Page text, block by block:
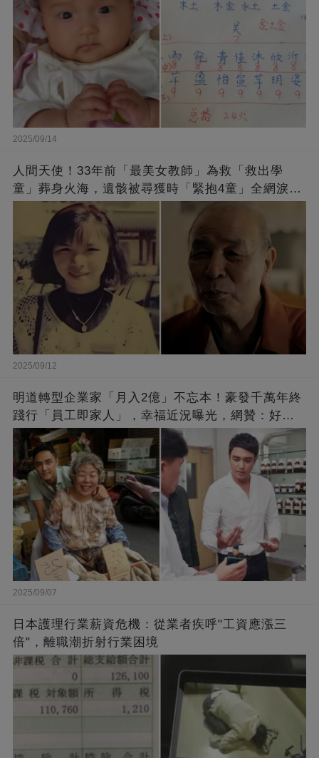
2025/09/14
人間天使！33年前「最美女教師」為救「救出學
童」葬身火海，遺骸被尋獲時「緊抱4童」全網淚
崩：真正的英雄不該被遺忘
2025/09/12
明道轉型企業家「月入2億」不忘本！豪發千萬年終
踐行「員工即家人」，幸福近況曝光，網贊：好老
闆的福報
2025/09/07
日本護理行業薪資危機：從業者疾呼"工資應漲三
倍"，離職潮折射行業困境